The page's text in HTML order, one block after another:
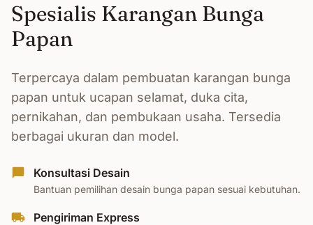
Spesialis Karangan Bunga
Papan
Terpercaya dalam pembuatan karangan bunga
papan untuk ucapan selamat, duka cita,
pernikahan, dan pembukaan usaha. Tersedia
berbagai ukuran dan model.
Konsultasi Desain
Bantuan pemilihan desain bunga papan sesuai kebutuhan.
Pengiriman Express